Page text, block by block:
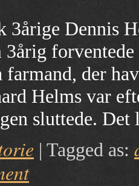
Dennis
der
Helms var
sluttede.
| Tagged as: